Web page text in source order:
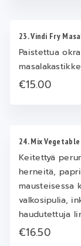
23. Vindi Fry
Paistettua
€15.00
24. Mix Vegetable
Keitettyä
herneitä,
mausteisessa
valkosipulia,
haudutettuja
€16.50